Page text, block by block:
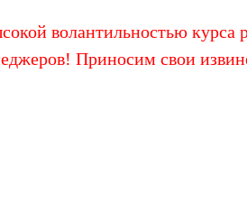
волантильностью курса
Приносим свои